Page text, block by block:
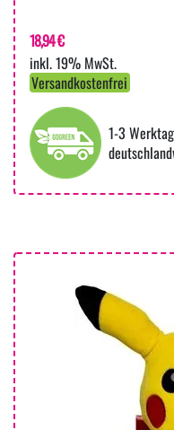
18,94 €
inkl. 19% MwSt.
Versandkostenfrei
1-3